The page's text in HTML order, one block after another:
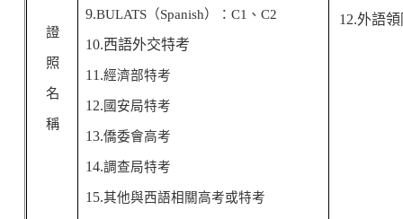
證
照
名
稱
9.BULATS （Spanish）：C1、C2
10.西語外交特考
11.經濟部特考
12. 國安局特考
13.僑委會高考
14.調查局特考
15.其他與西語相關高考或特考
12.外語領